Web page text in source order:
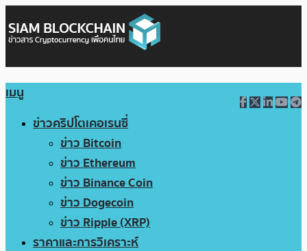
เมนู
ข่าวคริปโตเคอเรนซี่
ข่าว Bitcoin
ข่าว Ethereum
ข่าว Binance Coin
ข่าว Dogecoin
ข่าว Ripple (XRP)
ราคาและการวิเคราะห์